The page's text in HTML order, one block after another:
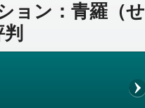
ョン：青羅（せ